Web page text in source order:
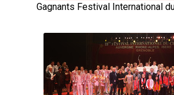
Gagnants Festival International